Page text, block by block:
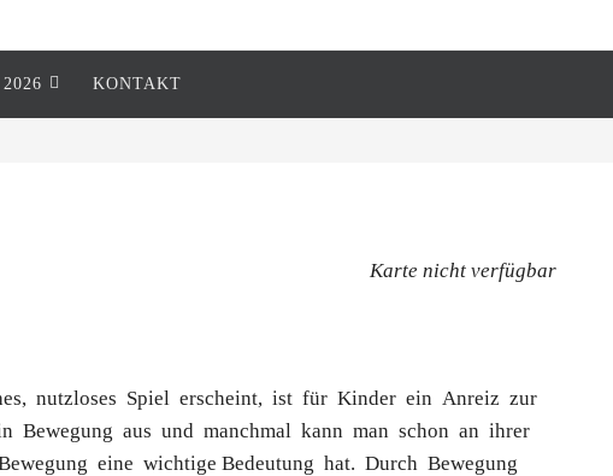
KONTAKT
Karte nicht verfügbar
nutzloses Spiel erscheint, ist für Kinder ein Anreiz zur
aus und manchmal kann man schon an ihrer
eine wichtige Bedeutung hat. Durch Bewegung